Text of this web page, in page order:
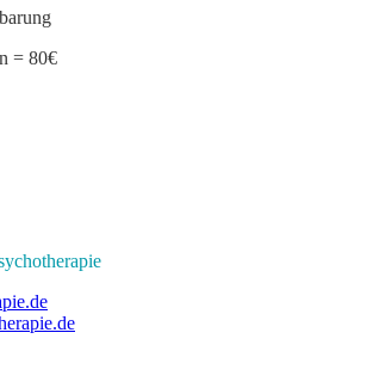
= 80€